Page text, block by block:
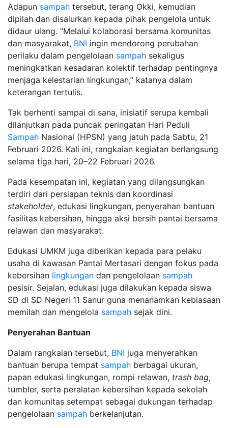
Adapun sampah tersebut, terang Okki, kemudian
dipilah dan disalurkan kepada pihak pengelola untuk
didaur ulang. “Melalui kolaborasi bersama komunitas
dan masyarakat, BNI ingin mendorong perubahan
perilaku dalam pengelolaan sampah sekaligus
meningkatkan kesadaran kolektif terhadap pentingnya
menjaga kelestarian lingkungan,” katanya dalam
keterangan tertulis.
Tak berhenti sampai di sana, inisiatif serupa kembali
dilanjutkan pada puncak peringatan Hari Peduli
Sampah Nasional (HPSN) yang jatuh pada Sabtu, 21
Februari 2026. Kali ini, rangkaian kegiatan berlangsung
selama tiga hari, 20–22 Februari 2026.
Pada kesempatan ini, kegiatan yang dilangsungkan
terdiri dari persiapan teknis dan koordinasi
stakeholder, edukasi lingkungan, penyerahan bantuan
fasilitas kebersihan, hingga aksi bersih pantai bersama
relawan dan masyarakat.
Edukasi UMKM juga diberikan kepada para pelaku
usaha di kawasan Pantai Mertasari dengan fokus pada
kebersihan lingkungan dan pengelolaan sampah
pesisir. Sejalan, edukasi juga dilakukan kepada siswa
SD di SD Negeri 11 Sanur guna menanamkan kebiasaan
memilah dan mengelola sampah sejak dini.
Penyerahan Bantuan
Dalam rangkaian tersebut, BNI juga menyerahkan
bantuan berupa tempat sampah berbagai ukuran,
papan edukasi lingkungan, rompi relawan, trash bag,
tumbler, serta peralatan kebersihan kepada sekolah
dan komunitas setempat sebagai dukungan terhadap
pengelolaan sampah berkelanjutan.